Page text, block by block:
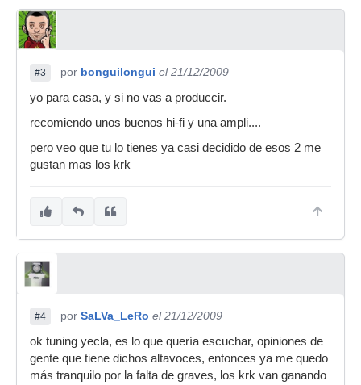
#3 por bonguilongui el 21/12/2009
yo para casa, y si no vas a produccir.
recomiendo unos buenos hi-fi y una ampli....
pero veo que tu lo tienes ya casi decidido de esos 2 me
gustan mas los krk
#4 por SaLVa_LeRo el 21/12/2009
ok tuning yecla, es lo que quería escuchar, opiniones de
gente que tiene dichos altavoces, entonces ya me quedo
más tranquilo por la falta de graves, los krk van ganando